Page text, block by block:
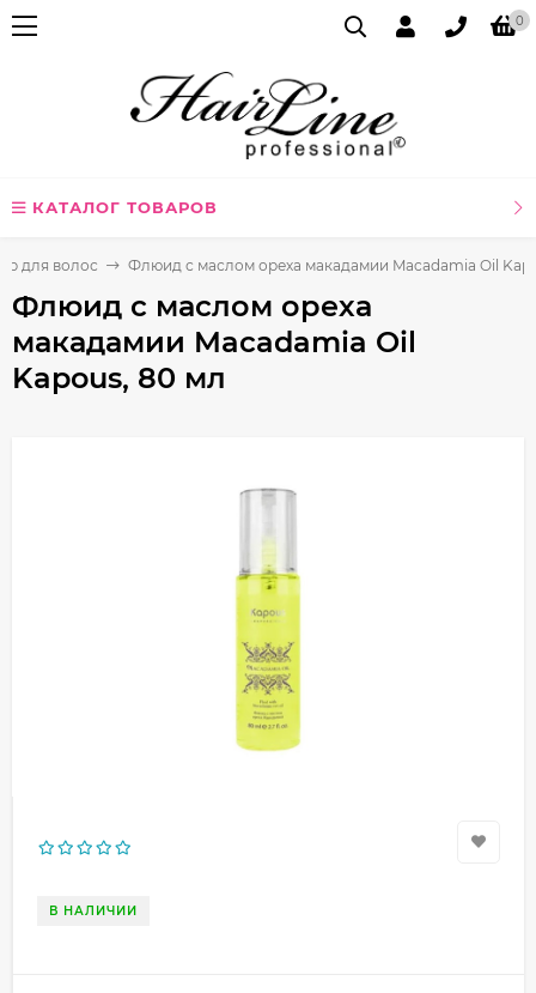
0
КАТАЛОГ ТОВАРОВ
для волос Флюид с маслом ореха макадамии Macadamia Oil
Флюид с маслом ореха
макадамии Macadamia Oil
Kapous, 80 мл
В НАЛИЧИИ